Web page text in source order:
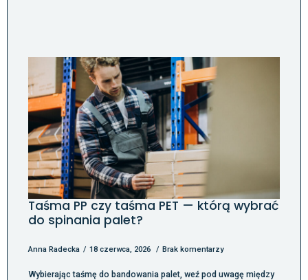
Taśma PP czy taśma PET — którą wybrać
do spinania palet?
Anna Radecka 18 czerwca, 2026 Brak komentarzy
Wybierając taśmę do bandowania palet, weź pod uwagę między